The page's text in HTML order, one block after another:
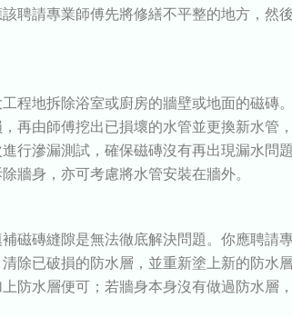
聘請專業師傅先將修繕不平整的地方，然
程地拆除浴室或廚房的牆壁或地面的磁磚
再由師傅挖出已損壞的水管並更換新水管
行滲漏測試，確保磁磚沒有再出現漏水問
牆身，亦可考慮將水管安裝在牆外。
磁磚縫隙是無法徹底解決問題。你應聘請
除已破損的防水層，並重新塗上新的防水
防水層便可；若牆身本身沒有做過防水層